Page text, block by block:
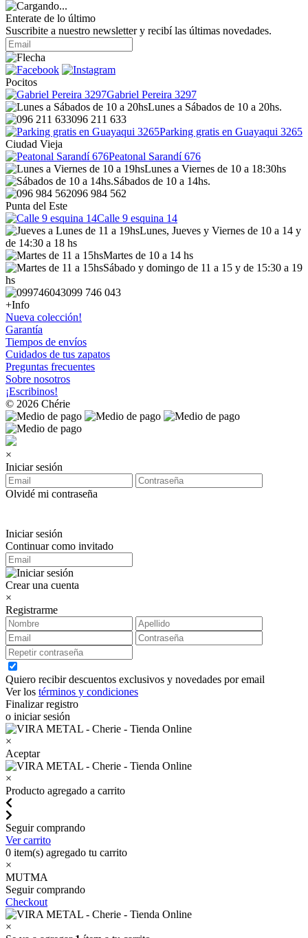
Enterate de lo último
Suscribite a nuestro newsletter y recibí las últimas novedades.
Pocitos
Gabriel Pereira 3297
Lunes a Sábados de 10 a 20hs.
096 211 633
Parking gratis en Guayaqui 3265
Ciudad Vieja
Peatonal Sarandí 676
Lunes a Viernes de 10 a 18:30hs
Sábados de 10 a 14hs.
096 984 562
Punta del Este
Calle 9 esquina 14
Lunes, Jueves y Viernes de 10 a 14 y
de 14:30 a 18 hs
Martes de 10 a 14 hs
Sábado y domingo de 11 a 15 y de 15:30 a 19
hs
099 746 043
+Info
Nueva colección!
Garantía
Tiempos de envíos
Cuidados de tus zapatos
Preguntas frecuentes
Sobre nosotros
¡Escribinos!
© 2026 Chérie
×
Iniciar sesión
Olvidé mi contraseña
Iniciar sesión
Continuar como invitado
Crear una cuenta
×
Registrarme
Quiero recibir descuentos exclusivos y novedades por email
Ver los términos y condiciones
Finalizar registro
o iniciar sesión
×
Aceptar
×
Producto agregado a carrito
Seguir comprando
Ver carrito
0 item(s) agregado tu carrito
×
MUTMA
Seguir comprando
Checkout
×